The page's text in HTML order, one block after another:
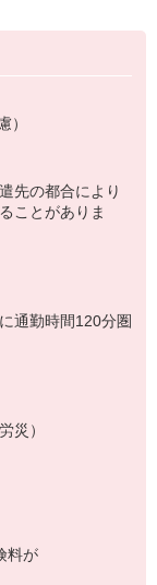
のばかり！
。
で、派遣就業先事
）
先の都合により
ことがありま
通勤時間120分圏
災）
料が